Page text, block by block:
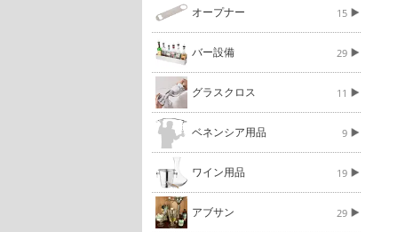
オープナー 15
バー設備 29
グラスクロス 11
ベネンシア用品 9
ワイン用品 19
アブサン 29